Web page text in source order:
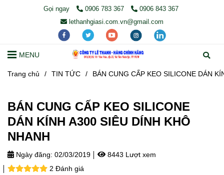
Gọi ngay 0906 783 367
0906 843 367
lethanhgiasi.com.vn@gmail.com
MENU
Trang chủ / TIN TỨC / BÁN CUNG CẤP KEO SILICONE DÁN
BÁN CUNG CẤP KEO SILICONE
DÁN KÍNH A300 SIÊU DÍNH KHÔ
NHANH
Ngày đăng: 02/03/2019
8443 Lượt xem
2 Đánh giá